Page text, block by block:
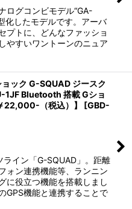
ログコンビモデル“GA-
化したモデルです。アーバ
プトに、どんなファッショ
やすいワントーンのニュア
ック G-SQUAD ジースク
1JF Bluetooth 搭載 Gショ
22,000-（税込）】
[GBD-
ライン「G-SQUAD」。距離
ォン連携機能等、ランニン
に役立つ機能を搭載しまし
GPS機能と連携することで